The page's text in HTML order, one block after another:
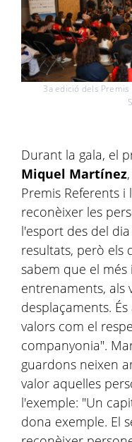
3a edició dels Premis
Durant la gala, el
Miquel Martínez
Premis Referents
reconèixer les
l'esport des del
resultats, però els
sabem que el
entrenaments, als
desplaçaments.
valors com el
companyonia".
guardons neixen
valor aquelles
l'exemple: "Un
dona exemple. El